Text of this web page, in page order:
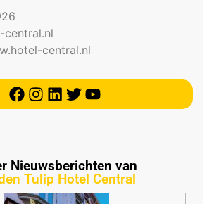
central.nl
central.nl
Nieuwsberichten van
Tulip Hotel Central